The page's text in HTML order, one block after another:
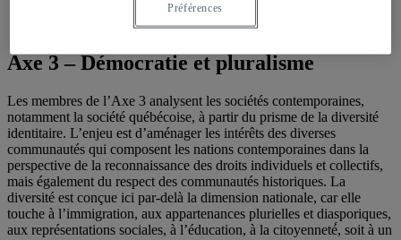
Axe 3 – Démocratie et pluralisme
Les membres de l’Axe 3 analysent les sociétés contemporaines,
notamment la société québécoise, à partir du prisme de la diversité
identitaire. L’enjeu est d’aménager les intérêts des diverses
communautés qui composent les nations contemporaines dans la
perspective de la reconnaissance des droits individuels et collectifs,
mais également du respect des communautés historiques. La
diversité est conçue ici par-delà la dimension nationale, car elle
touche à l’immigration, aux appartenances plurielles et diasporiques,
aux représentations sociales, à l’éducation, à la citoyenneté́, soit à un
Préférences